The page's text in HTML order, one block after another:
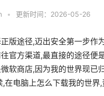
• 更新时间：2026-05-26
版途径,迈出安全第一步作
官方渠道,最直接的途径便
软商店,因为我的世界现已
,在电脑上怎么下载我的世界